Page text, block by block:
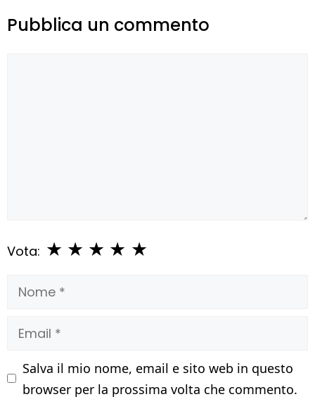
Pubblica un commento
Vota: ★
★
★
★
★
Nome
Email
Salva il mio nome, email e sito web in questo
browser per la prossima volta che commento.